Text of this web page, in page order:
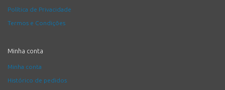
Política de Privacidade
Termos e Condições
Minha conta
Minha conta
Histórico de pedidos